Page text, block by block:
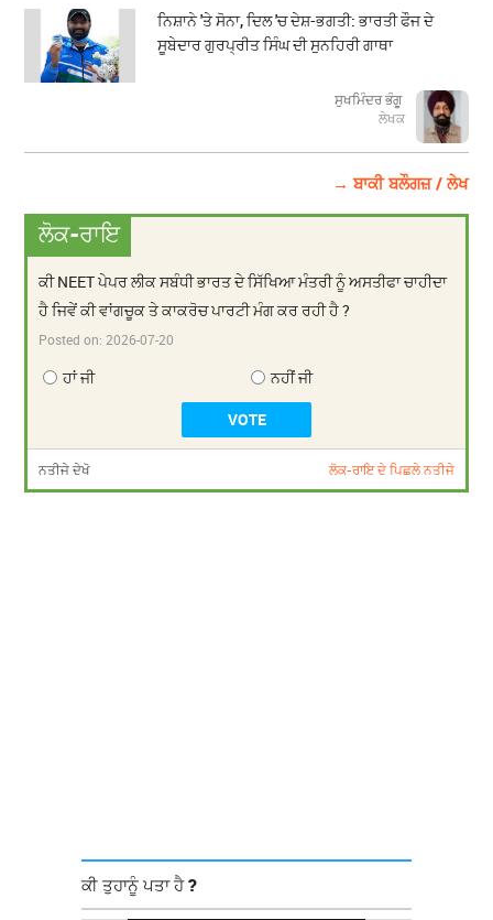
ਨਿਸ਼ਾਨੇ 'ਤੇ ਸੋਨਾ, ਦਿਲ 'ਚ ਦੇਸ਼-ਭਗਤੀ: ਭਾਰਤੀ ਫੌਜ ਦੇ
ਸੂਬੇਦਾਰ ਗੁਰਪ੍ਰੀਤ ਸਿੰਘ ਦੀ ਸੁਨਹਿਰੀ ਗਾਥਾ
ਸੁਖਮਿੰਦਰ ਭੰਗੂ
ਲੇਖਕ
→ ਬਾਕੀ ਬਲੌਗਜ਼ / ਲੇਖ
ਲੋਕ-ਰਾਇ
ਕੀ NEET ਪੇਪਰ ਲੀਕ ਸਬੰਧੀ ਭਾਰਤ ਦੇ ਸਿੱਖਿਆ ਮੰਤਰੀ ਨੂੰ ਅਸਤੀਫਾ ਚਾਹੀਦਾ
ਹੈ ਜਿਵੇਂ ਕੀ ਵਾਂਗਚੂਕ ਤੇ ਕਾਕਰੋਚ ਪਾਰਟੀ ਮੰਗ ਕਰ ਰਹੀ ਹੈ ?
Posted on:2026-07-20
ਹਾਂ ਜੀ ਨਹੀਂ ਜੀ
ਨਤੀਜੇ ਦੇਖੋ ਲੋਕ-ਰਾਇ ਦੇ ਪਿਛਲੇ ਨਤੀਜੇ
ਕੀ ਤੁਹਾਨੂੰ ਪਤਾ ਹੈ ?